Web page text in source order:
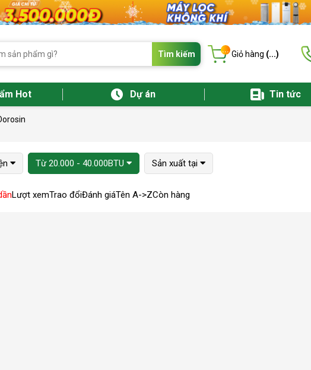
Tìm kiếm ... Giỏ hàng (...)
Hot Dự án Tin tức
Từ 20.000 - 40.000BTU Sản xuất tại
Lượt xemTrao đổiĐánh giáTên A->ZCòn hàng